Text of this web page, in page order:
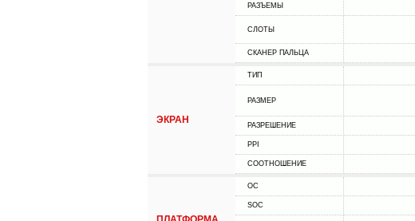
РАЗЪЕМЫ
СЛОТЫ
СКАНЕР ПАЛЬЦА
ЭКРАН
ТИП
РАЗМЕР
РАЗРЕШЕНИЕ
PPI
СООТНОШЕНИЕ
ОС
SOC